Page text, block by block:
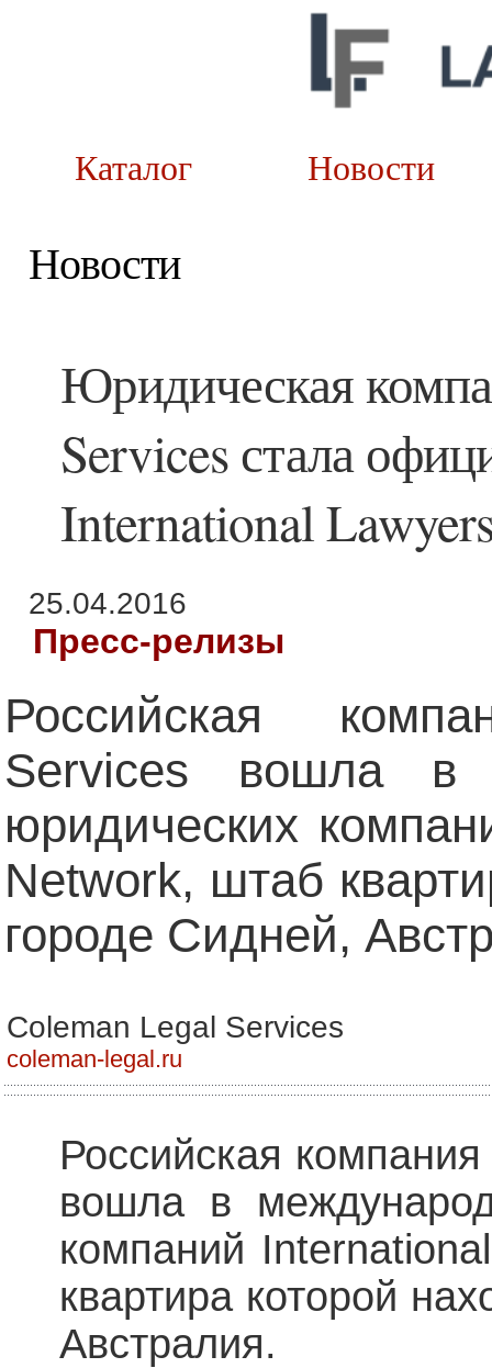
Каталог
Новости
Юридическая
Services стала
International
25.04.2016
Пресс-релизы
Российская
Services вошла в
юридических
Network, штаб
городе Сидней,
Coleman Legal Services
coleman-legal.ru
Российская
вошла в
компаний
квартира которой
Австралия.